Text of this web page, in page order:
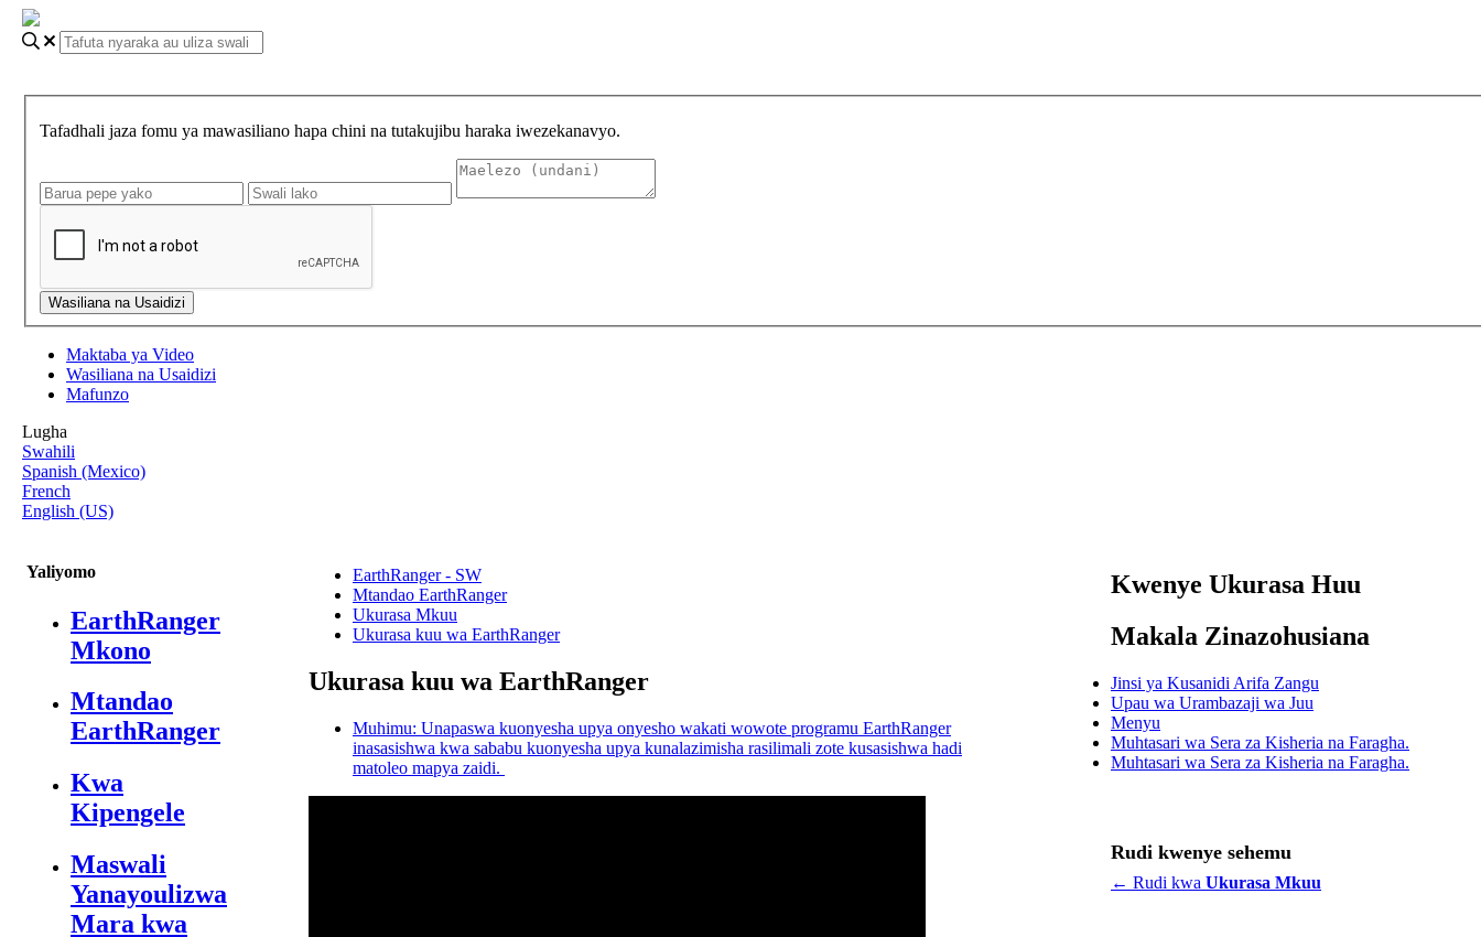
Tafadhali jaza fomu ya mawasiliano hapa chini na tutakujibu haraka iwezekanavyo.
Maktaba ya Video
Wasiliana na Usaidizi
Mafunzo
Lugha
Swahili
Spanish (Mexico)
French
English (US)
Yaliyomo
EarthRanger
Mkono
Mtandao
EarthRanger
Kwa
Kipengele
Maswali
Yanayoulizwa
Mara kwa
EarthRanger - SW
Mtandao EarthRanger
Ukurasa Mkuu
Ukurasa kuu wa EarthRanger
Ukurasa kuu wa EarthRanger
Muhimu: Unapaswa kuonyesha upya onyesho wakati wowote programu EarthRanger
inasasishwa kwa sababu kuonyesha upya kunalazimisha rasilimali zote kusasishwa hadi
matoleo mapya zaidi.
Kwenye Ukurasa Huu
Makala Zinazohusiana
Jinsi ya Kusanidi Arifa Zangu
Upau wa Urambazaji wa Juu
Menyu
Muhtasari wa Sera za Kisheria na Faragha.
Muhtasari wa Sera za Kisheria na Faragha.
Rudi kwenye sehemu
← Rudi kwa Ukurasa Mkuu